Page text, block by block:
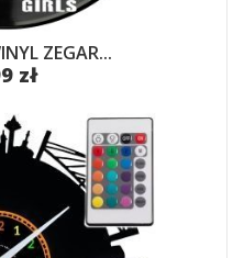
ZEGAR...
zł